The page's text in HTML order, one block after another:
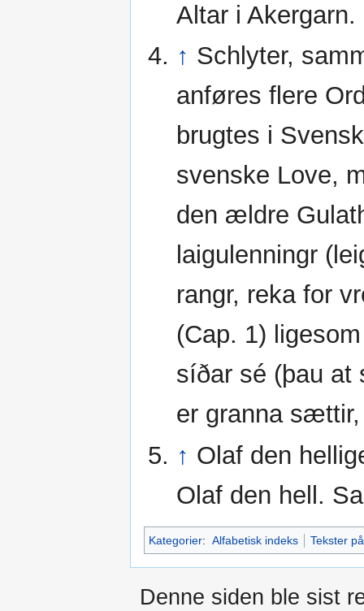
Altar i Akergarn.
↑ Schlyter,
anføres flere
brugtes i
svenske Love,
den ældre
laigulenningr
rangr, reka for
(Cap. 1)
síðar sé (þau at
er granna
↑ Olaf den
Olaf den hell.
Kategorier: Alfabetisk indeks Tekster
Denne siden ble sist